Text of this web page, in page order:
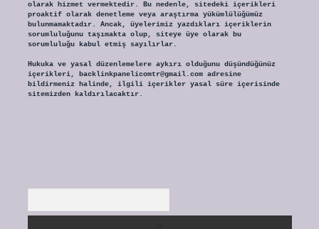
olarak hizmet vermektedir. Bu nedenle, sitedeki içerikleri
proaktif olarak denetleme veya araştırma yükümlülüğümüz
bulunmamaktadır. Ancak, üyelerimiz yazdıkları içeriklerin
sorumluluğunu taşımakta olup, siteye üye olarak bu
sorumluluğu kabul etmiş sayılırlar.
Hukuka ve yasal düzenlemelere aykırı olduğunu düşündüğünüz
içerikleri, backlinkpanelicomtr@gmail.comadresine
bildirmeniz halinde, ilgili içerikler yasal süre içerisinde
sitemizden kaldırılacaktır.